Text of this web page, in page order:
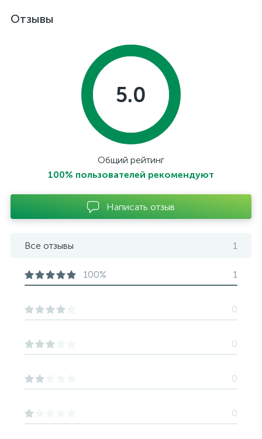
Отзывы
5.0
Общий рейтинг
100% пользователей рекомендуют
Написать отзыв
Все отзывы 1
100% 1
0
0
0
0